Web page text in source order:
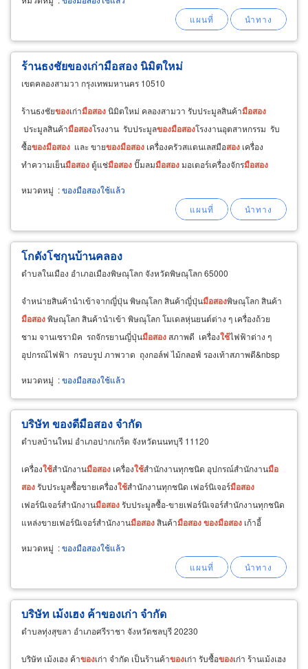
ร้านธงชัยของเก่ามือสอง นิมิตใหม่
เขตคลองสามวา กรุงเทพมหานคร 10510
ร้านธงชัยของเก่ามือสองนิมิตใหม่ คลองสามวา รับประมูลสินค้ามือสอง
ประมูลสินค้ามือสองโรงงาน รับประมูลของมือสองโรงงานอุตสาหกรรม รับ
ซื้อของมือสอง และ ขายของมือสอง เครื่องครัวสแตนเลสมือสอง เครื่อง
ทำความเย็นมือสอง ตู้แช่มือสองปั๊มลมมือสองมอเตอร์เครื่องจักรมือสอง
หมวดหมู่ :ของมือสองใช้แล้ว
โกดังโชกุนบ้านคลอง
ตำบลในเมือง อำเภอเมืองพิษณุโลก จังหวัดพิษณุโลก 65000
จำหน่ายสินค้านำเข้าจากญี่ปุ่น พิษณุโลก สินค้าญี่ปุ่นมือสองพิษณุโลก สินค้า
มือสองพิษณุโลก สินค้านำเข้า พิษณุโลก โมเดลหุ่นยนต์ต่าง ๆ เครื่องถ้วย
ชาม จานเซรามิค รถจักรยานญี่ปุ่นมือสอง สภาพดี เครื่องใช้ไฟฟ้าต่าง ๆ
อุปกรณ์ไฟฟ้า กรอบรูป ภาพวาด ถุงกอล์ฟ ไม้กลอฟ์ รองเท้าสภาพดี&nbsp
หมวดหมู่ :ของมือสองใช้แล้ว
บริษัท ของดีมือสอง จำกัด
ตำบลบ้านใหม่ อำเภอปากเกร็ด จังหวัดนนทบุรี 11120
เครื่องใช้สำนักงานมือสอง เครื่องใช้สำนักงานทุกชนิด อุปกรณ์สำนักงานมือ
สอง รับประมูลซื้อขายเครื่องใช้สำนักงานทุกชนิด เฟอร์นิเจอร์มือสอง
เฟอร์นิเจอร์สำนักงานมือสอง รับประมูลซื้อ-ขายเฟอร์นิเจอร์สำนักงานทุกชนิด
แหล่งขายเฟอร์นิเจอร์สำนักงานมือสองสินค้ามือสองของมือสอง เก้าอี้
หมวดหมู่ :ของมือสองใช้แล้ว
บริษัท เม้งเฮง ค้าของเก่า จำกัด
ตำบลทุ่งสุขลา อำเภอศรีราชา จังหวัดชลบุรี 20230
บริษัท เม้งเฮง ค้าของเก่า จำกัด เป็นร้านค้าของเก่า รับซื้อของเก่า ร้านเม้งเฮง